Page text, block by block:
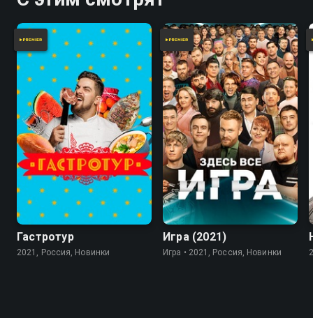
использованием приема
Гастротур
2021, Россия, Новинки
7.8
Игра (2021)
Игра • 2021, Россия, Новинки